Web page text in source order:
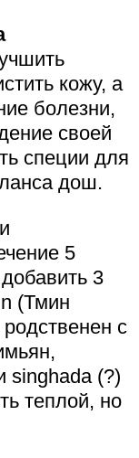
кожу, а
болезни,
своей
специи для
дош.
5
3
(Тмин
с
singhada (?)
теплой, но